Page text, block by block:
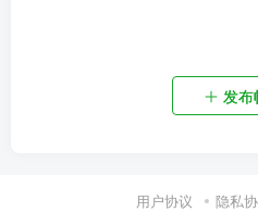
发
用户协议 隐私